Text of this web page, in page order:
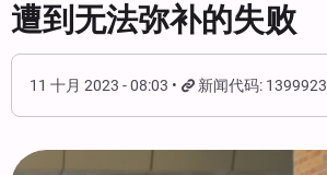
遭到无法弥补的失败
11 十月 2023 - 08:03 新闻代码: 1399923